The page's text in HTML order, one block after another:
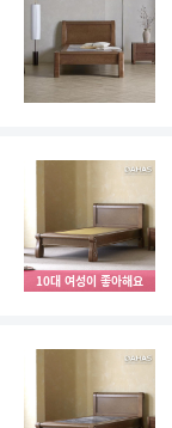
10대 여성이 좋아해요